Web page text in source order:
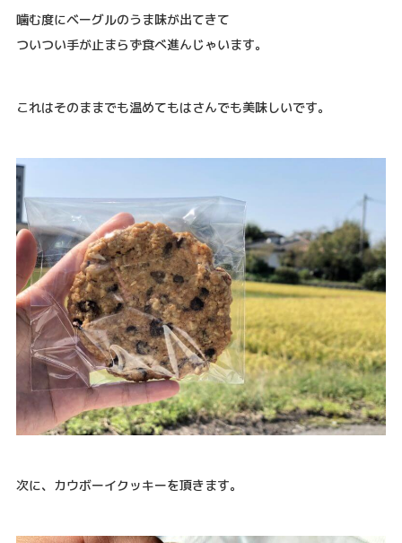
噛む度にベーグルのうま味が出てきて
ついつい手が止まらず食べ進んじゃいます。
これはそのままでも温めてもはさんでも美味しいです。
次に、カウボーイクッキーを頂きます。